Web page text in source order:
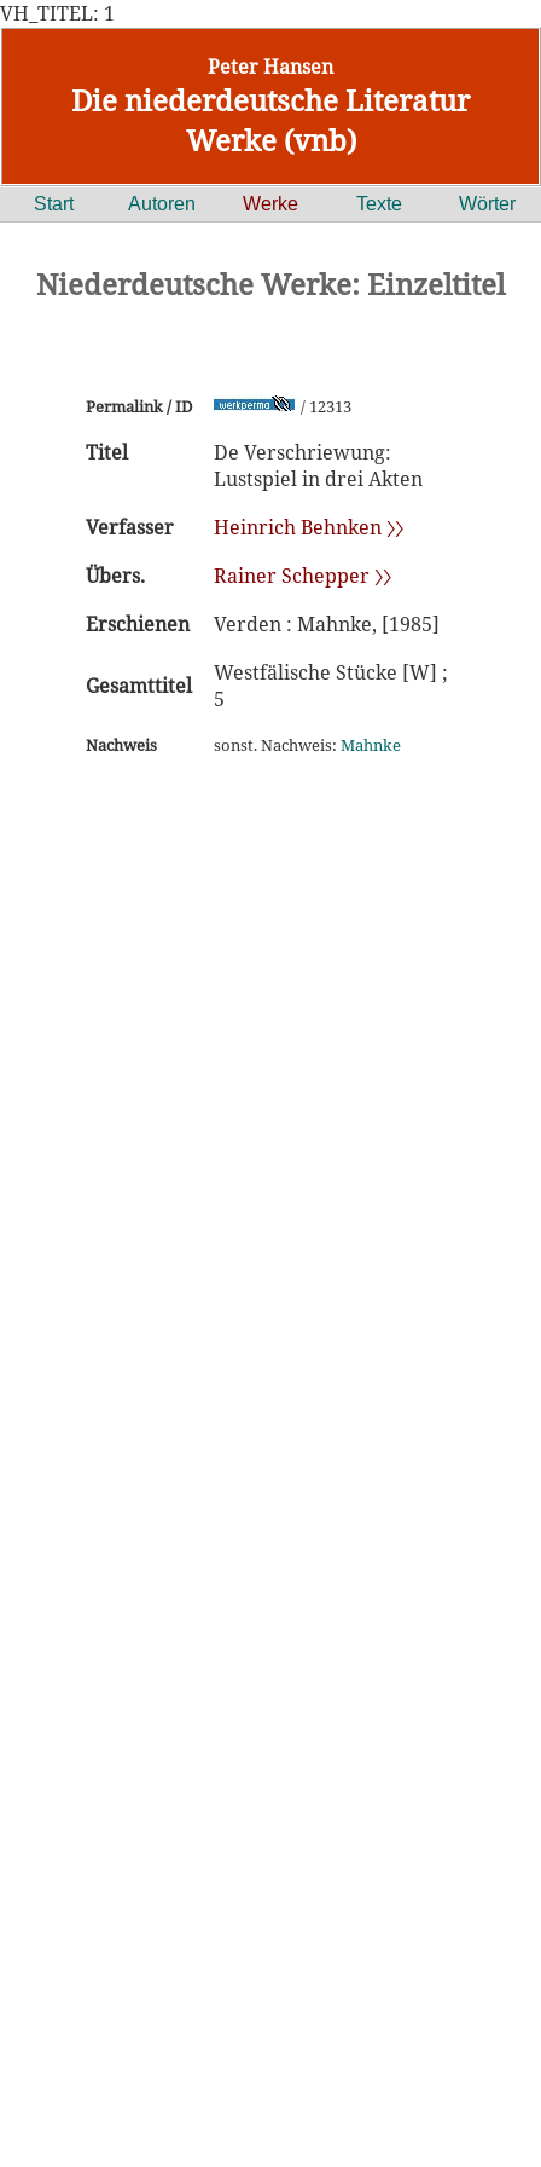
VH_TITEL: 1
Peter Hansen
Die niederdeutsche Literatur
Werke (vnb)
Start Autoren Werke Texte Wörter
Niederdeutsche Werke: Einzeltitel
Permalink / ID / 12313
Titel
De Verschriewung:
Lustspiel in drei Akten
Verfasser
Heinrich Behnken 〉〉
Übers.
Rainer Schepper 〉〉
Erschienen
Verden : Mahnke, [1985]
Gesamttitel
Westfälische Stücke [W] ;
5
Nachweis sonst. Nachweis: Mahnke